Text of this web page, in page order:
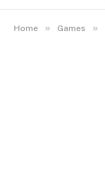
Home » Games »